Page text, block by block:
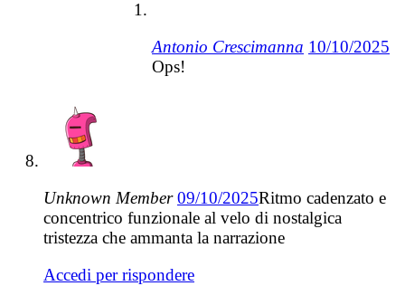
Antonio Crescimanna 10/10/2025
Ops!
Unknown Member 09/10/2025Ritmo cadenzato e
concentrico funzionale al velo di nostalgica
tristezza che ammanta la narrazione
Accedi per rispondere